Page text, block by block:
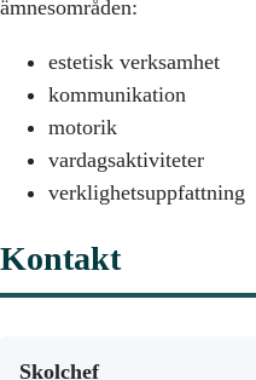
ämnesområden:
estetisk verksamhet
kommunikation
motorik
vardagsaktiviteter
verklighetsuppfattning
Kontakt
Skolchef